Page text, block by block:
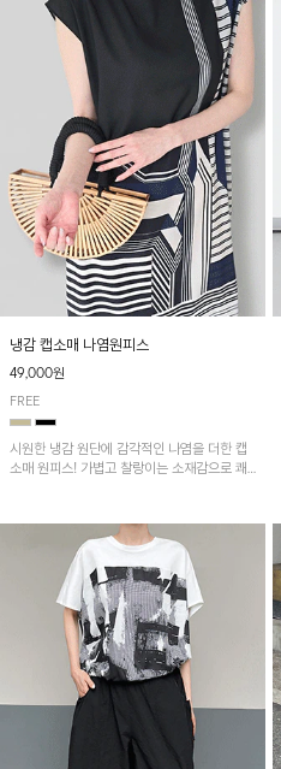
냉감 캡소매 나염원피스
49,000원
FREE
시원한 냉감 원단에 감각적인 나염을 더한 캡
소매 원피스! 가볍고 찰랑이는 소재감으로 쾌